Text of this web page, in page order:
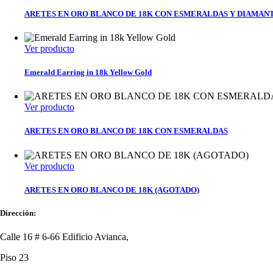
ARETES EN ORO BLANCO DE 18K CON ESMERALDAS Y
Ver producto
Emerald Earring in 18k Yellow Gold
Ver producto
ARETES EN ORO BLANCO DE 18K CON ESMERALDAS
Ver producto
ARETES EN ORO BLANCO DE 18K (AGOTADO)
Dirección:
Calle 16 # 6-66 Edificio Avianca,
Piso 23